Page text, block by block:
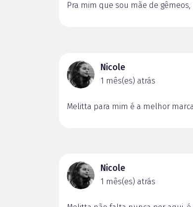
Pra mim que sou mãe de
Nicole
1 mês(es) atrás
Melitta para mim é a melhor
Nicole
1 mês(es) atrás